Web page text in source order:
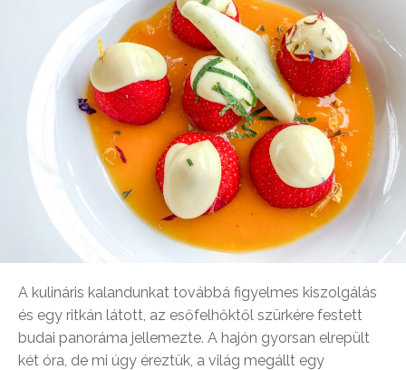
A kulináris kalandunkat továbbá figyelmes kiszolgálás
és egy ritkán látott, az esőfelhőktől szürkére festett
budai panoráma jellemezte. A hajón gyorsan elrepült
két óra, de mi úgy éreztük, a világ megállt egy